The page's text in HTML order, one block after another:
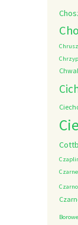
Czarne
Borowe